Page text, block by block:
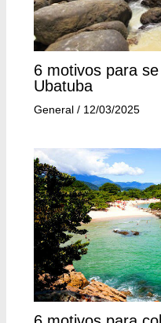
6 motivos para
Ubatuba
General/ 12/03/2025